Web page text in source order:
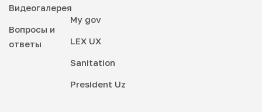
Видеогалерея
Вопросы и
ответы
My gov
LEX UX
Sanitation
President Uz